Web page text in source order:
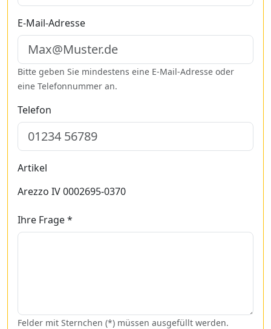
E-Mail-Adresse
Bitte geben Sie mindestens eine E-Mail-Adresse oder
eine Telefonnummer an.
Telefon
Artikel
Arezzo IV 0002695-0370
Ihre Frage *
Felder mit Sternchen (*) müssen ausgefüllt werden.